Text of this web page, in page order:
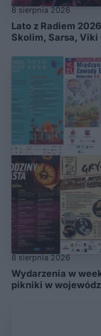
8 sierpnia 2026
Lato z Radiem
Skolim, Sarsa, Viki
8 sierpnia 2026
Wydarzenia w
pikniki w